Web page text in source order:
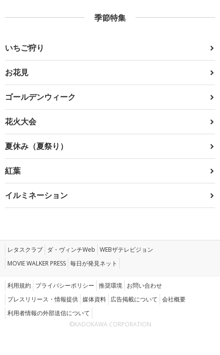
季節特集
いちご狩り
お花見
ゴールデンウィーク
花火大会
夏休み（夏祭り）
紅葉
イルミネーション
レタスクラブ ダ・ヴィンチWeb WEBザテレビジョン
MOVIE WALKER PRESS 毎日が発見ネット
利用規約 プライバシーポリシー 推奨環境 お問い合わせ
プレスリリース・情報提供 媒体資料 広告掲載について 会社概要
利用者情報の外部送信について
©KADOKAWA CORPORATION